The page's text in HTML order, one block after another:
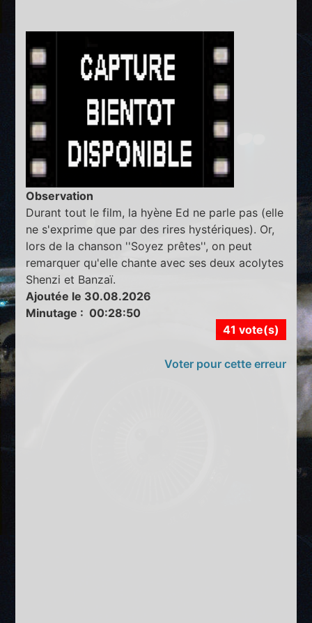
Observation
Durant tout le film, la hyène Ed ne parle pas (elle
ne s'exprime que par des rires hystériques). Or,
lors de la chanson ''Soyez prêtes'', on peut
remarquer qu'elle chante avec ses deux acolytes
Shenzi et Banzaï.
Ajoutée le 30.08.2026
Minutage : 00:28:50
41 vote(s)
Voter pour cette erreur